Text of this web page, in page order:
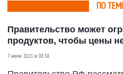
ПО
Правительство может
продуктов, чтобы цены
7 июня 2021 в 08:38